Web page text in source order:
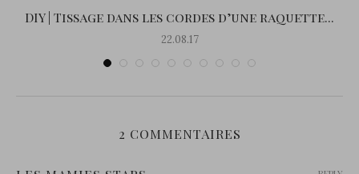
DIY | Tissage dans les cordes d’une raquette...
22.08.17
2 COMMENTAIRES